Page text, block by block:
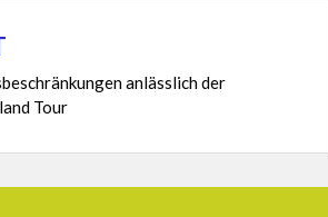
anlässlich der
Tour